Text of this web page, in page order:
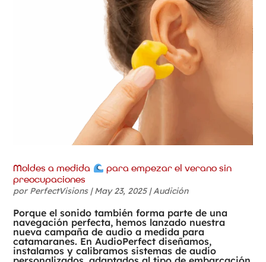
Moldes a medida
para empezar el verano sin
preocupaciones
por PerfectVisions|May 23, 2025|Audición
Porque el sonido también forma parte de una
navegación perfecta, hemos lanzado nuestra
nueva campaña de audio a medida para
catamaranes. En AudioPerfect diseñamos,
instalamos y calibramos sistemas de audio